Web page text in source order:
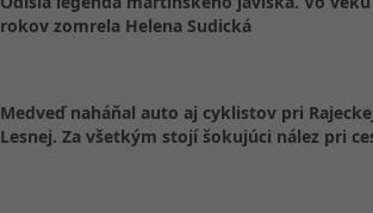
rokov zomrela Helena Sudická
Medveď naháňal auto aj cyklistov pri
Lesnej. Za všetkým stojí šokujúci nález pri